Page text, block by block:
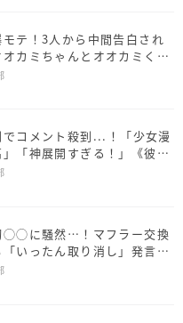
テ！3人から中間告白され
カミちゃんとオオカミくん
ト》
コメント殺到...！「少女漫
「神展開すぎる！」《彼と
〜6話ダイジェスト》
◯◯に騒然…！マフラー交換
いったん取り消し」発言
ゃん 1〜3話ダイジェス